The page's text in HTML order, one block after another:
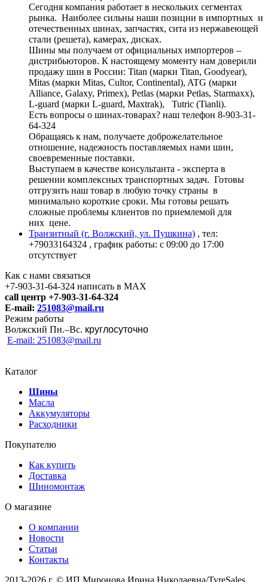
Сегодня компания работает в нескольких сегментах
рынка. Наиболее сильны наши позиции в импортных и
отечественных шинах, запчастях, сита из нержавеющей
стали (решета), камерах, дисках.
Шины мы получаем от официальных импортеров –
дистрибьюторов. К настоящему моменту нам доверили
продажу шин в России: Titan (марки Titan, Goodyear),
Mitas (марки Mitas, Cultor, Continental), ATG (марки
Alliance, Galaxy, Primex), Petlas (марки Petlas, Starmaxx),
L-guard (марки L-guard, Maxtrak), Tutric (Tianli).
Есть вопросы о шинах-товарах? наш телефон 8-903-31-
64-324
Обращаясь к нам, получаете доброжелательное
отношение, надежность поставляемых нами шин,
своевременные поставки.
Выступаем в качестве консультанта - эксперта в
решении комплексных транспортных задач. Готовы
отгрузить наш товар в любую точку страны в
минимально короткие сроки. Мы готовы решать
сложные проблемы клиентов по приемлемой для
них цене.
Транзитный (г. Волжский, ул. Пушкина) , тел:
+79033164324 , график работы: с 09:00 до 17:00
отсутствует
Как с нами связаться
+7-903-31-64-324 написать в MAX
call центр +7-903-31-64-324
E-mail: 251083@mail.ru
Режим работы
Волжский Пн.–Вс. круглосуточно
E-mail: 251083@mail.ru
Каталог
Шины
Масла
Аккумуляторы
Расходники
Покупателю
Как купить
Доставка
Шиномонтаж
О магазине
О компании
Новости
Статьи
Контакты
2013-2026 г. © ИП Миронова Ирина Николаевна/TyreSales.